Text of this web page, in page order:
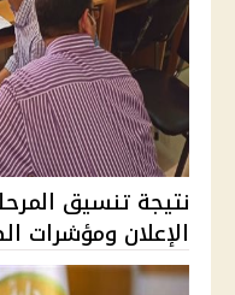
الإعلان ومؤشرات